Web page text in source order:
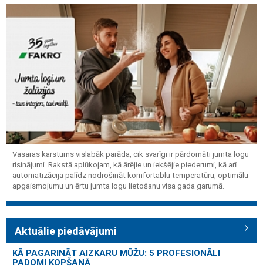
Vasaras karstums vislabāk parāda, cik svarīgi ir pārdomāti jumta logu
risinājumi. Rakstā aplūkojam, kā ārējie un iekšējie piederumi, kā arī
automatizācija palīdz nodrošināt komfortablu temperatūru, optimālu
apgaismojumu un ērtu jumta logu lietošanu visa gada garumā.
Aktuālie piedāvājumi
KĀ PAGARINĀT AIZKARU MŪŽU: 5 PROFESIONĀLI
PADOMI KOPŠANĀ